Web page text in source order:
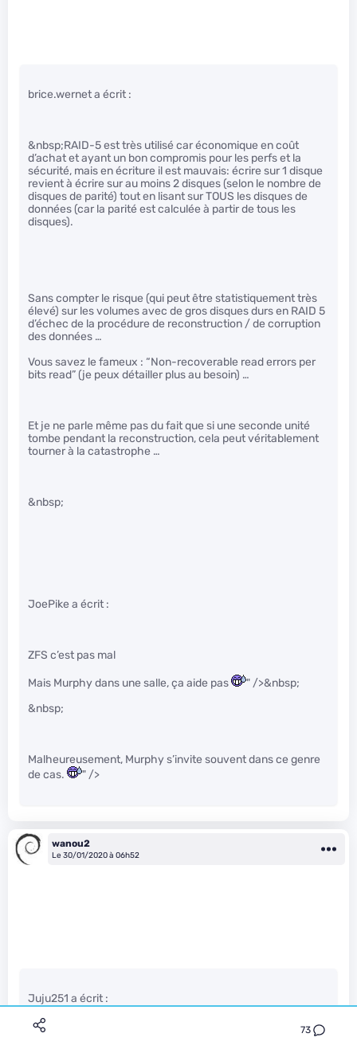
73
brice.wernet a écrit :
&nbsp;RAID-5 est très utilisé car économique en coût
d’achat et ayant un bon compromis pour les perfs et la
sécurité, mais en écriture il est mauvais: écrire sur 1 disque
revient à écrire sur au moins 2 disques (selon le nombre de
disques de parité) tout en lisant sur TOUS les disques de
données (car la parité est calculée à partir de tous les
disques).
Sans compter le risque (qui peut être statistiquement très
élevé) sur les volumes avec de gros disques durs en RAID 5
d’échec de la procédure de reconstruction / de corruption
des données …
Vous savez le fameux : “Non-recoverable read errors per
bits read” (je peux détailler plus au besoin) …
Et je ne parle même pas du fait que si une seconde unité
tombe pendant la reconstruction, cela peut véritablement
tourner à la catastrophe …
&nbsp;
JoePike a écrit :
ZFS c’est pas mal
Mais Murphy dans une salle, ça aide pas
" />&nbsp;
&nbsp;
Malheureusement, Murphy s’invite souvent dans ce genre
de cas.
" />
wanou2
Le 30/01/2020 à 06h52
Juju251 a écrit :